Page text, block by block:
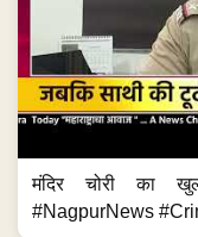
मंदिर चोरी का
#NagpurNews